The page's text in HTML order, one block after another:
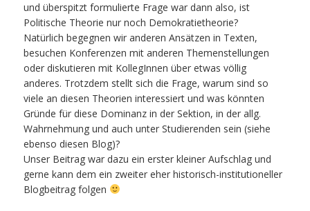
und überspitzt formulierte Frage war dann also, ist
Politische Theorie nur noch Demokratietheorie?
Natürlich begegnen wir anderen Ansätzen in Texten,
besuchen Konferenzen mit anderen Themenstellungen
oder diskutieren mit KollegInnen über etwas völlig
anderes. Trotzdem stellt sich die Frage, warum sind so
viele an diesen Theorien interessiert und was könnten
Gründe für diese Dominanz in der Sektion, in der allg.
Wahrnehmung und auch unter Studierenden sein (siehe
ebenso diesen Blog)?
Unser Beitrag war dazu ein erster kleiner Aufschlag und
gerne kann dem ein zweiter eher historisch-institutioneller
Blogbeitrag folgen